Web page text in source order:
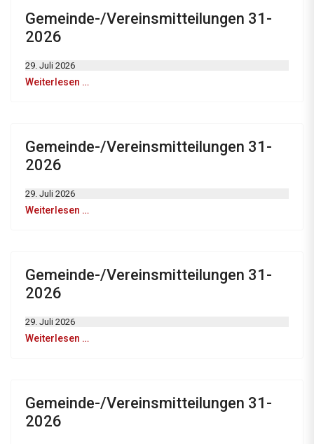
Gemeinde-/Vereinsmitteilungen 31-
2026
29. Juli 2026
Weiterlesen …
Gemeinde-/Vereinsmitteilungen 31-
2026
29. Juli 2026
Weiterlesen …
Gemeinde-/Vereinsmitteilungen 31-
2026
29. Juli 2026
Weiterlesen …
Gemeinde-/Vereinsmitteilungen 31-
2026